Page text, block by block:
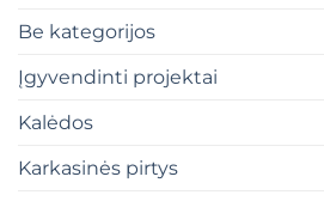
Be kategorijos
Įgyvendinti projektai
Kalėdos
Karkasinės pirtys